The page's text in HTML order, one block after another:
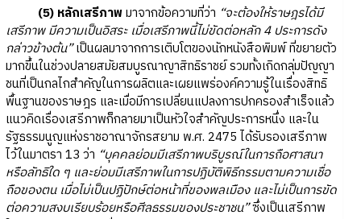
(5) หลักเสรีภาพมาจากข้อความที่ว่า “จะต้องให้ราษฎรได้มี
เสรีภาพ มีความเป็นอิสระ เมื่อเสรีภาพนี้ไม่ขัดต่อหลัก 4 ประการดัง
กล่าวข้างต้น”เป็นผลมาจากการเติบโตของนักหนังสือพิมพ์ ที่ขยายตัว
มากขึ้นในช่วงปลายสมัยสมบูรณาญาสิทธิราชย์ รวมทั้งเกิดกลุ่มปัญญา
ชนที่เป็นกลไกสำคัญในการผลิตและเผยแพร่องค์ความรู้ในเรื่องสิทธิ
พื้นฐานของราษฎร และเมื่อมีการเปลี่ยนแปลงการปกครองสำเร็จแล้ว
แนวคิดเรื่องเสรีภาพก็กลายมาเป็นหัวใจสำคัญประการหนึ่ง และใน
รัฐธรรมนูญแห่งราชอาณาจักรสยาม พ.ศ. 2475 ได้รับรองเสรีภาพ
ไว้ในมาตรา 13 ว่า “บุคคลย่อมมีเสรีภาพบริบูรณ์ในการถือศาสนา
หรือลัทธิใด ๆ และย่อมมีเสรีภาพในการปฏิบัติพิธีกรรมตามความเชื่อ
ถือของตน เมื่อไม่เป็นปฏิปักษ์ต่อหน้าที่ของพลเมือง และไม่เป็นการขัด
ต่อความสงบเรียบร้อยหรือศีลธรรมของประชาชน”ซึ่งเป็นเสรีภาพ